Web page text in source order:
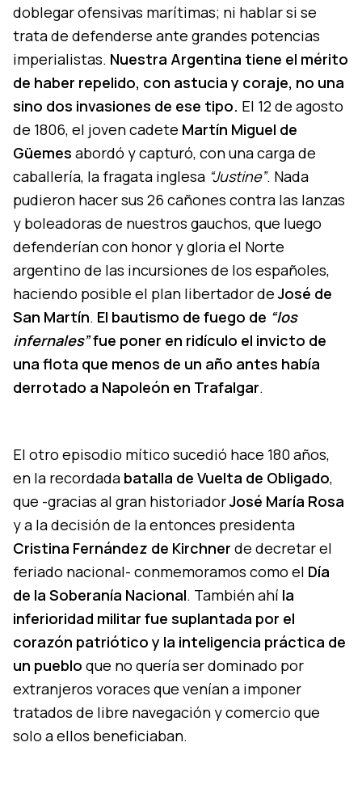
doblegar ofensivas marítimas; ni hablar si se
trata de defenderse ante grandes potencias
imperialistas. Nuestra Argentina tiene el mérito
de haber repelido, con astucia y coraje, no una
sino dos invasiones de ese tipo. El 12 de agosto
de 1806, el joven cadete Martín Miguel de
Güemes abordó y capturó, con una carga de
caballería, la fragata inglesa “Justine”. Nada
pudieron hacer sus 26 cañones contra las lanzas
y boleadoras de nuestros gauchos, que luego
defenderían con honor y gloria el Norte
argentino de las incursiones de los españoles,
haciendo posible el plan libertador deJosé de
San Martín. El bautismo de fuego de “los
infernales”fue poner en ridículo el invicto de
una flota que menos de un año antes había
derrotado a Napoleón en Trafalgar.
El otro episodio mítico sucedió hace 180 años,
en la recordada batalla de Vuelta de Obligado,
que -gracias al gran historiadorJosé María Rosa
y a la decisión de la entonces presidenta
Cristina Fernández de Kirchner de decretar el
feriado nacional- conmemoramos como el Día
de la Soberanía Nacional. También ahí la
inferioridad militar fue suplantada por el
corazón patriótico y la inteligencia práctica de
un pueblo que no quería ser dominado por
extranjeros voraces que venían a imponer
tratados de libre navegación y comercio que
solo a ellos beneficiaban.